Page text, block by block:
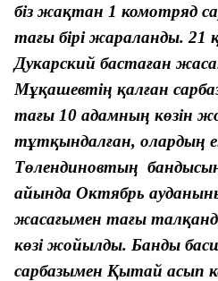
біз жақтан 1 комотряд
тағы бірі жараланды. 21
Дукарский бастаған
Мұқашевтің қалған
тағы 10 адамның көзін
тұтқындалған, олардың
Төлендиновтың
айында Октябрь
жасағымен тағы
көзі жойылды. Банды
сарбазымен Қытай асып